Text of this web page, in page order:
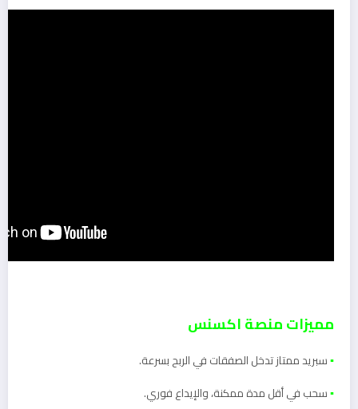
مميزات منصة اكسنس
▪️سبريد ممتاز تدخل الصفقات في الربح بسرعة.
▪️سحب في أقل مدة ممكنة، والإيداع فوري.